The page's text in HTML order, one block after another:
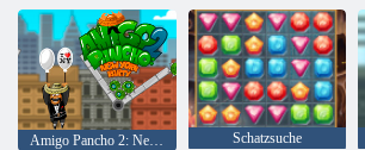
Amigo Pancho 2: New York Party Schatzsuche